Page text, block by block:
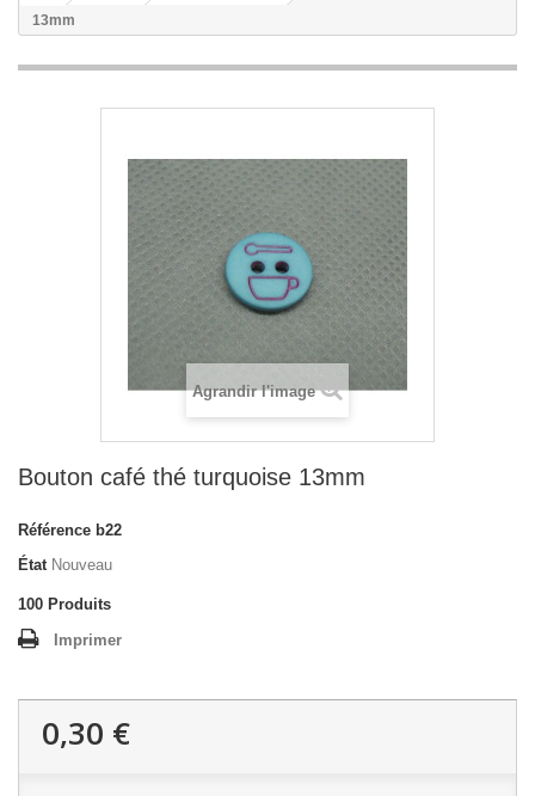
13mm
Agrandir l'image
Bouton café thé turquoise 13mm
Référence b22
État Nouveau
100 Produits
Imprimer
0,30 €